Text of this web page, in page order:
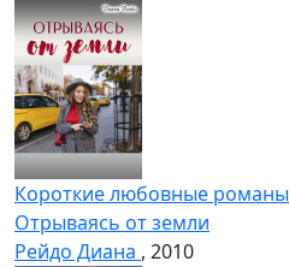
Короткие любовные романы
Отрываясь от земли
Рейдо Диана , 2010